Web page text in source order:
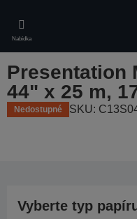
main
content
Nabídka
Presentation
44" x 25 m,
Nedostupné SKU:
Vyberte typ